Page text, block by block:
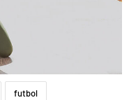
futbol